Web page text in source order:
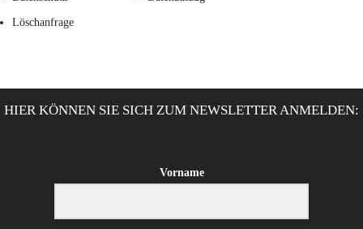
Löschanfrage
HIER KÖNNEN SIE SICH ZUM NEWSLETTER ANMELDEN:
Vorname